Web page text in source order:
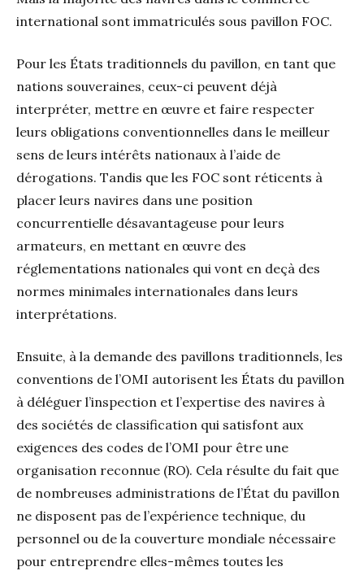
international sont immatriculés sous pavillon FOC.
Pour les États traditionnels du pavillon, en tant que
nations souveraines, ceux-ci peuvent déjà
interpréter, mettre en œuvre et faire respecter
leurs obligations conventionnelles dans le meilleur
sens de leurs intérêts nationaux à l’aide de
dérogations. Tandis que les FOC sont réticents à
placer leurs navires dans une position
concurrentielle désavantageuse pour leurs
armateurs, en mettant en œuvre des
réglementations nationales qui vont en deçà des
normes minimales internationales dans leurs
interprétations.
Ensuite, à la demande des pavillons traditionnels, les
conventions de l’OMI autorisent les États du pavillon
à déléguer l’inspection et l’expertise des navires à
des sociétés de classification qui satisfont aux
exigences des codes de l’OMI pour être une
organisation reconnue (RO). Cela résulte du fait que
de nombreuses administrations de l’État du pavillon
ne disposent pas de l’expérience technique, du
personnel ou de la couverture mondiale nécessaire
pour entreprendre elles-mêmes toutes les